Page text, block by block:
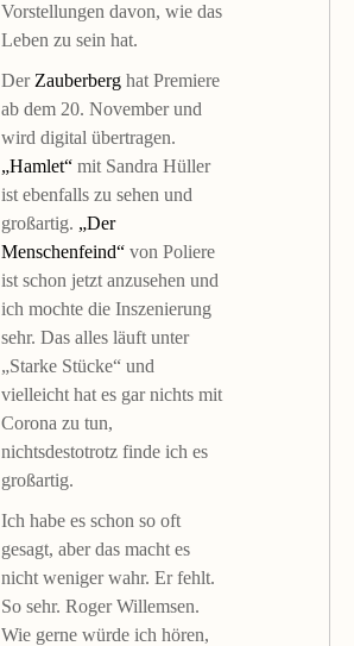
Vorstellungen davon, wie das
Leben zu sein hat.
Der Zauberberg hat Premiere
ab dem 20. November und
wird digital übertragen.
„Hamlet“ mit Sandra Hüller
ist ebenfalls zu sehen und
großartig. „Der
Menschenfeind“ von Poliere
ist schon jetzt anzusehen und
ich mochte die Inszenierung
sehr. Das alles läuft unter
„Starke Stücke“ und
vielleicht hat es gar nichts mit
Corona zu tun,
nichtsdestotrotz finde ich es
großartig.
Ich habe es schon so oft
gesagt, aber das macht es
nicht weniger wahr. Er fehlt.
So sehr. Roger Willemsen.
Wie gerne würde ich hören,